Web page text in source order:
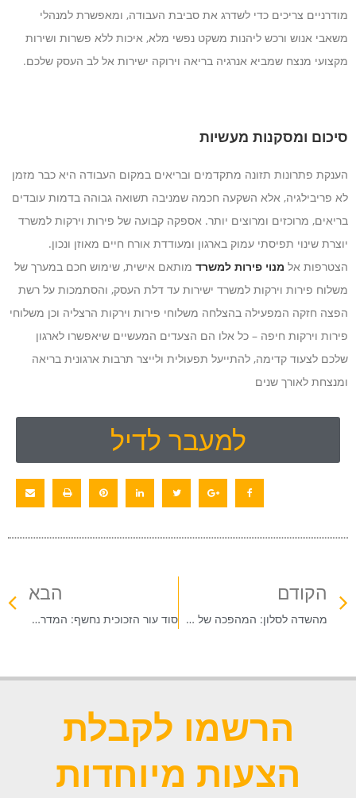
מודרניים צריכים כדי לשדרג את סביבת העבודה, ומאפשרת למנהלי
משאבי אנוש ורכש ליהנות משקט נפשי מלא, איכות ללא פשרות ושירות
מקצועי מנצח שמביא אנרגיה בריאה וירוקה ישירות אל לב העסק שלכם.
סיכום ומסקנות מעשיות
הענקת פתרונות תזונה מתקדמים ובריאים במקום העבודה היא כבר מזמן
לא פריבילגיה, אלא השקעה חכמה שמניבה תשואה גבוהה בדמות עובדים
בריאים, מרוכזים ומרוצים יותר. אספקה קבועה של פירות וירקות למשרד
יוצרת שינוי תפיסתי עמוק בארגון ומעודדת אורח חיים מאוזן ונכון.
הצטרפות אל מנוי פירות למשרד מותאם אישית, שימוש חכם במערך של
משלוח פירות וירקות למשרד ישירות עד דלת העסק, והסתמכות על רשת
הפצה חזקה המפעילה בהצלחה משלוחי פירות וירקות הרצליה וכן משלוחי
פירות וירקות חיפה – כל אלו הם הצעדים המעשיים שיאפשרו לארגון
שלכם לצעוד קדימה, להתייעל תפעולית ולייצר תרבות ארגונית בריאה
ומנצחת לאורך שנים
למעבר לדיל
הקודם
מהשדה לסלון: המהפכה של מודל מהחקלאי לצרכן ואיך היא משנה את המטבח הישראלי
הבא
סוד עור הזכוכית נחשף: המדריך המלא לעולם של קוסמטיקה קוריאנית ושינוי שגרת הטיפוח שלך
הרשמו לקבלת
הצעות מיוחדות